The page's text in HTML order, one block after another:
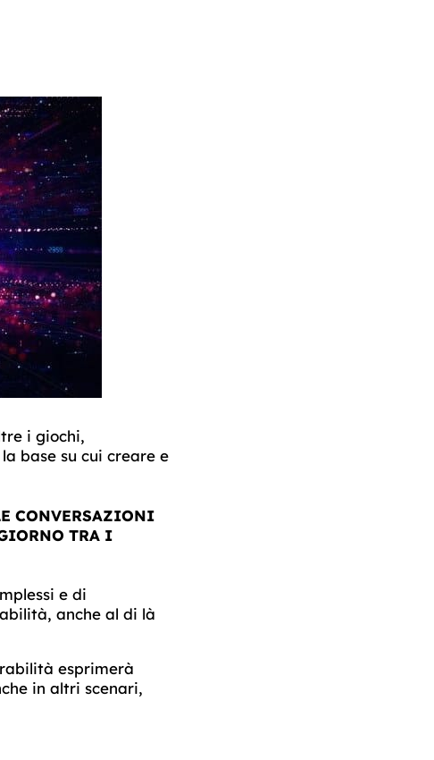
i giochi,
base su cui creare e
CONVERSAZIONI
TRA I
e di
anche al di là
esprimerà
in altri scenari,